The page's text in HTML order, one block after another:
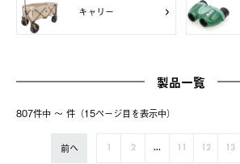
キャリー
製品一覧
807件中 〜 件（15ページ⽬を表⽰中）
前へ 2 ... 12 13